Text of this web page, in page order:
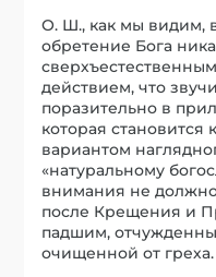
О. Ш., как мы видим,
обретение Бога
действием, что
поразительно в
которая становится
вариантом
«натуральному
внимания не
после Крещения и
падшим,
очищенной от греха.